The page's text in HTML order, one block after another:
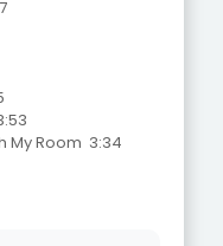
My Room 3:34